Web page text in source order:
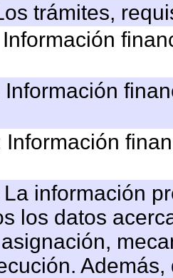
trámites,
Información
Información
Información
La información
los datos